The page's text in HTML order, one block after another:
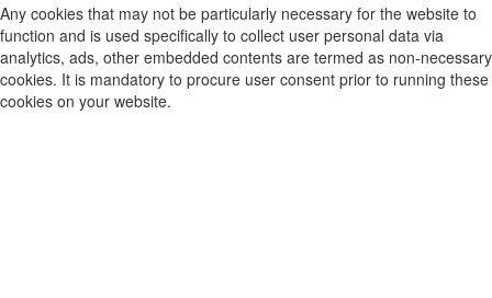
Any cookies that may not be particularly necessary for the website to
function and is used specifically to collect user personal data via
analytics, ads, other embedded contents are termed as non-necessary
cookies. It is mandatory to procure user consent prior to running these
cookies on your website.